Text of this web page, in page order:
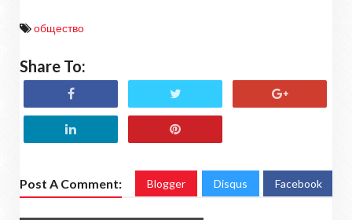
общество
Share To:
Post A Comment: Blogger Disqus Facebook